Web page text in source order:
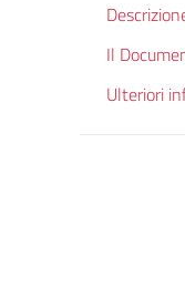
Il
Ulteriori